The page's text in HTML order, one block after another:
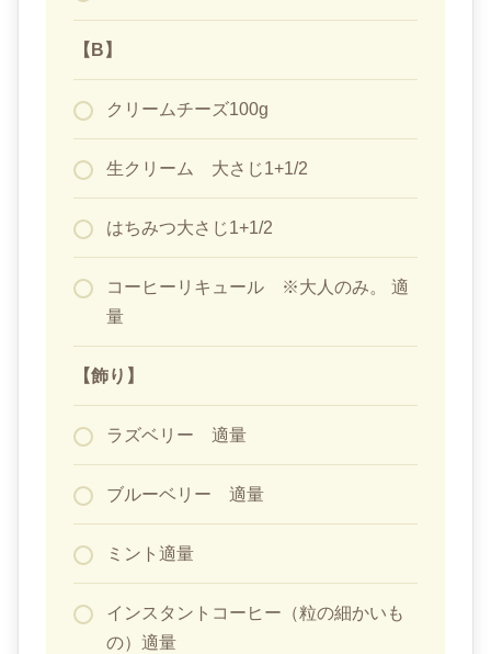
【B】
クリームチーズ100g
生クリーム 大さじ1+1/2
はちみつ大さじ1+1/2
コーヒーリキュール ※大人のみ。 適
量
【飾り】
ラズベリー 適量
ブルーベリー 適量
ミント適量
インスタントコーヒー（粒の細かいも
の）適量